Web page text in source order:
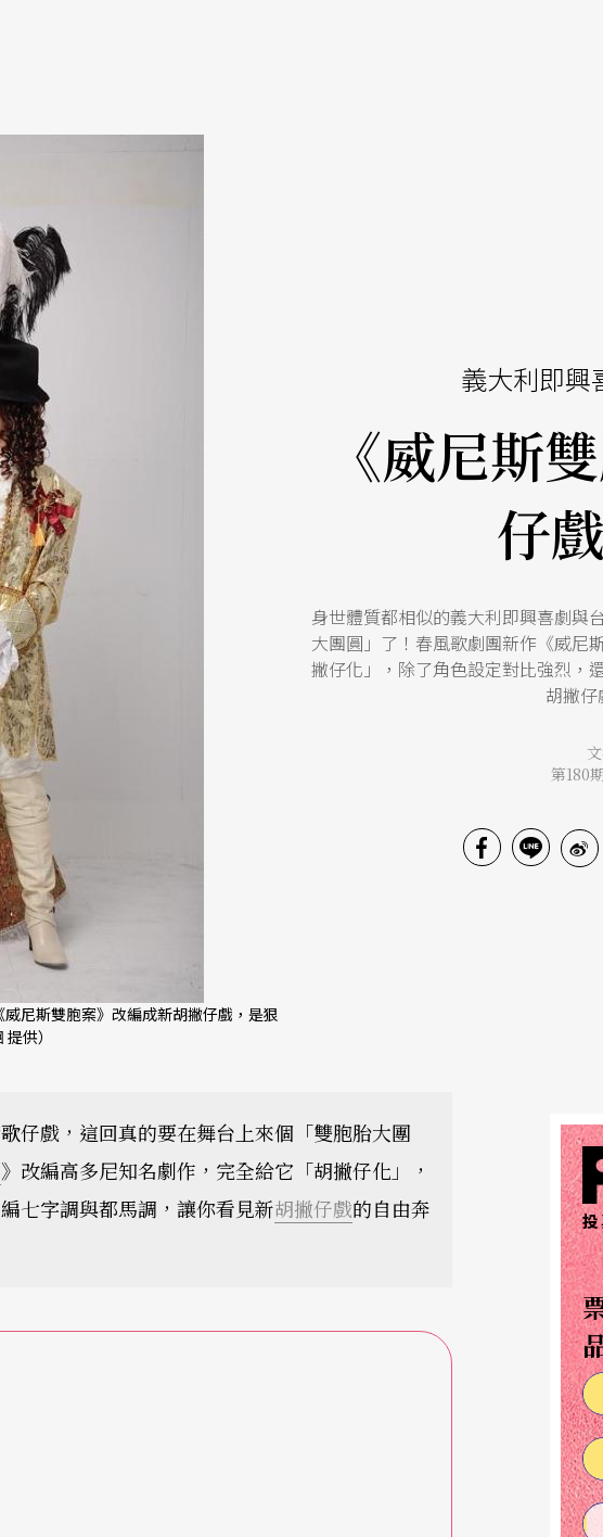
尼斯雙胞案》改編成新胡撇仔戲，是狠
供）
義大利即興
《威尼斯
仔
身世體質都相似的義大利即興喜劇與
大團圓」了！春風歌劇團新作《威尼
撇仔化」，除了角色設定對比強烈，
胡撇仔
第180
仔戲，這回真的要在舞台上來個「雙胞胎大團
》改編高多尼知名劇作，完全給它「胡撇仔化」，
七字調與都馬調，讓你看見新胡撇仔戲的自由奔